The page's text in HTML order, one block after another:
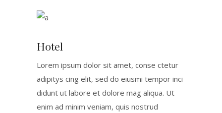
Hotel
Lorem ipsum dolor sit amet, conse ctetur
adipitys cing elit, sed do eiusmi tempor inci
didunt ut labore et dolore mag aliqua. Ut
enim ad minim veniam, quis nostrud